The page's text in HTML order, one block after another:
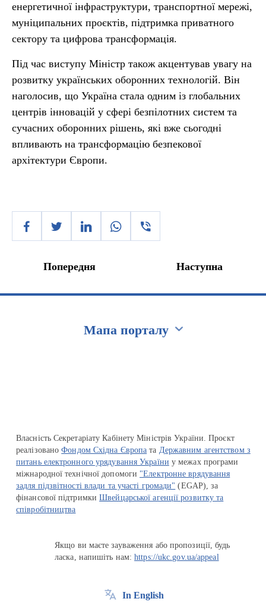
енергетичної інфраструктури, транспортної мережі,
муніципальних проєктів, підтримка приватного
сектору та цифрова трансформація.
Під час виступу Міністр також акцентував увагу на
розвитку українських оборонних технологій. Він
наголосив, що Україна стала одним із глобальних
центрів інновацій у сфері безпілотних систем та
сучасних оборонних рішень, які вже сьогодні
впливають на трансформацію безпекової
архітектури Європи.
Попередня Наступна
Мапа порталу
Власність Секретаріату Кабінету Міністрів України. Проєкт
реалізованоФондом Східна Європа та Державним агентством з
питань електронного урядування України у межах програми
міжнародної технічної допомоги "Електронне врядування
задля підзвітності влади та участі громади" (EGAP), за
фінансової підтримкиШвейцарської агенції розвитку та
співробітництва
Якщо ви маєте зауваження або пропозиції, будь
ласка, напишіть нам:https://ukc.gov.ua/appeal
In English